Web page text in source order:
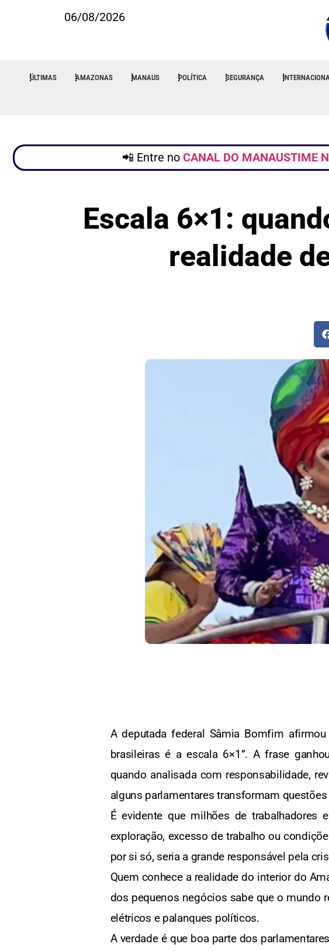
06/08/2026
ÚLTIMAS AMAZONAS MANAUS POLÍTICA SEGURANÇA
📲 Entre no CANAL DO MANAUSTIME
Escala 6×1:
realidade
A deputada federal Sâmia Bomfim
brasileiras é a escala 6×1”. A frase
quando analisada com responsabilidade,
alguns parlamentares transformam
É evidente que milhões de trabalhadores
exploração, excesso de trabalho ou
por si só, seria a grande responsável pela
Quem conhece a realidade do interior do
dos pequenos negócios sabe que o
elétricos e palanques políticos.
A verdade é que boa parte dos